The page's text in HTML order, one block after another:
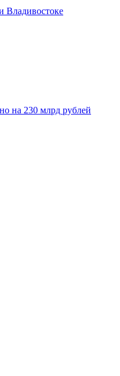
Владивостоке
на 230 млрд рублей